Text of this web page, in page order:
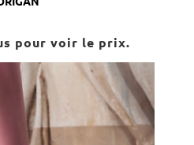
pour voir le prix.